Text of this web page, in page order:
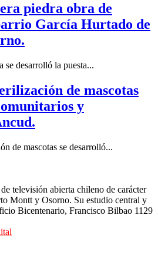
piedra obra de
García Hurtado de
se desarrolló la puesta...
de mascotas
y
de mascotas se desarrolló...
televisión abierta chileno de carácter
Montt y Osorno. Su estudio central y
Bicentenario, Francisco Bilbao 1129